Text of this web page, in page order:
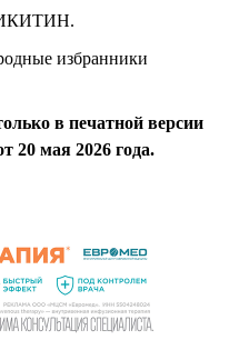
избранники
в печатной версии
20 мая 2026 года.